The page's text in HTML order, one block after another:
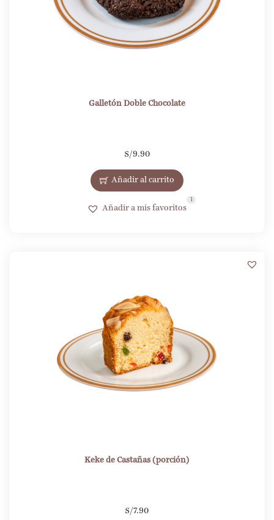
Galletón Doble Chocolate
S/9.90
Añadir al carrito
Añadir a mis favoritos
1
Keke de Castañas (porción)
S/7.90